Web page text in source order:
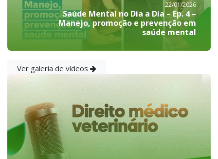
22/01/2026
Saúde Mental no Dia a Dia – Ep. 4 –
Manejo, promoção e prevenção em
saúde mental
Ver galeria de vídeos